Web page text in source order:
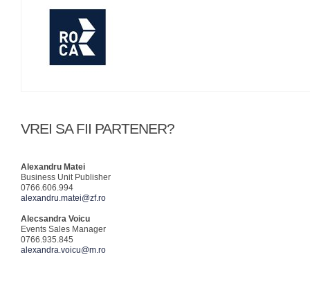
VREI SA FII PARTENER?
Alexandru Matei
Business Unit Publisher
0766.606.994
alexandru.matei@zf.ro
Alecsandra Voicu
Events Sales Manager
0766.935.845
alexandra.voicu@m.ro